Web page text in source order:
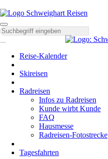
Reise-Kalender
Skireisen
Radreisen
Infos zu Radreisen
Kunde wirbt Kunde
FAQ
Hausmesse
Radreisen-Fotostrecke
Tagesfahrten